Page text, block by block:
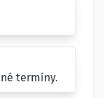
termíny.